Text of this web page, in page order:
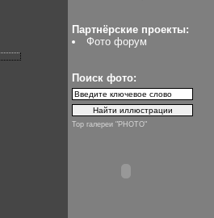
Партнёрские проекты:
Фото форум
Поиск фото:
Top галереи "PHOTO"